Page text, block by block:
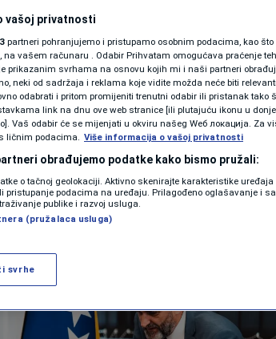
PODCAST
N1 SPECIJAL
FENOMENI
NEISTRAŽENO
VIRALNO
VIDEO
Schilling u
koji je
| VIJESTI | 0 komentara
Više
vašoj privatnosti
partneri pohranjujemo i pristupamo osobnim podacima, kao
na vašem računaru . Odabir Prihvatam omogućava praćenje
prikazanim svrhama na osnovu kojih mi i naši partneri
neki od sadržaja i reklama koje vidite možda neće biti
odabrati i pritom promijeniti trenutni odabir ili pristanak tako
link na dnu ove web stranice [ili plutajuću ikonu u
Vaš odabir će se mijenjati u okviru našeg Wеб локација. Za
ličnim podacima. Više informacija o vašoj privatnosti
obrađujemo podatke kako bismo pružali:
o tačnoj geolokaciji. Aktivno skenirajte karakteristike
pristupanje podacima na uređaju. Prilagođeno oglašavanje i
publike i razvoj usluga.
(pružalaca usluga)
svrhe